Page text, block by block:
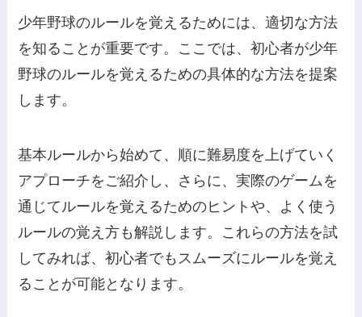
少年野球のルールを覚えるためには、適切な方法
を知ることが重要です。ここでは、初心者が少年
野球のルールを覚えるための具体的な方法を提案
します。
基本ルールから始めて、順に難易度を上げていく
アプローチをご紹介し、さらに、実際のゲームを
通じてルールを覚えるためのヒントや、よく使う
ルールの覚え方も解説します。これらの方法を試
してみれば、初心者でもスムーズにルールを覚え
ることが可能となります。